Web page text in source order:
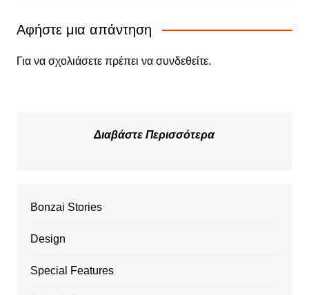
Αφήστε μια απάντηση
Για να σχολιάσετε πρέπει να συνδεθείτε.
Διαβάστε Περισσότερα
Bonzai Stories
Design
Special Features